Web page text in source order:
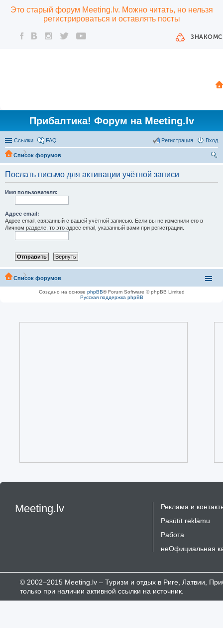
Это старый форум Meeting.lv. Можно читать, но нельзя
регистрироваться и оставлять посты
Прибалтика! Форум на Meeting.lv
Ссылки FAQ Вход
Регистрация
Список форумов
Послать письмо для активации учётной записи
Имя пользователя:
Адрес email:
Адрес email, связанный с вашей учётной записью. Если вы не изменили его в
Личном разделе, то это адрес email, указанный вами при регистрации.
Список форумов
Создано на основе phpBB® Forum Software © phpBB Limited
Русская поддержка phpBB
Meeting.lv
Реклама и
Pasūtīt reklāmu
Работа
неОфициальная
© 2002–2015 Meeting.lv – Туризм и отдых в Риге, Латвии,
только при наличии активной ссылки на источник.